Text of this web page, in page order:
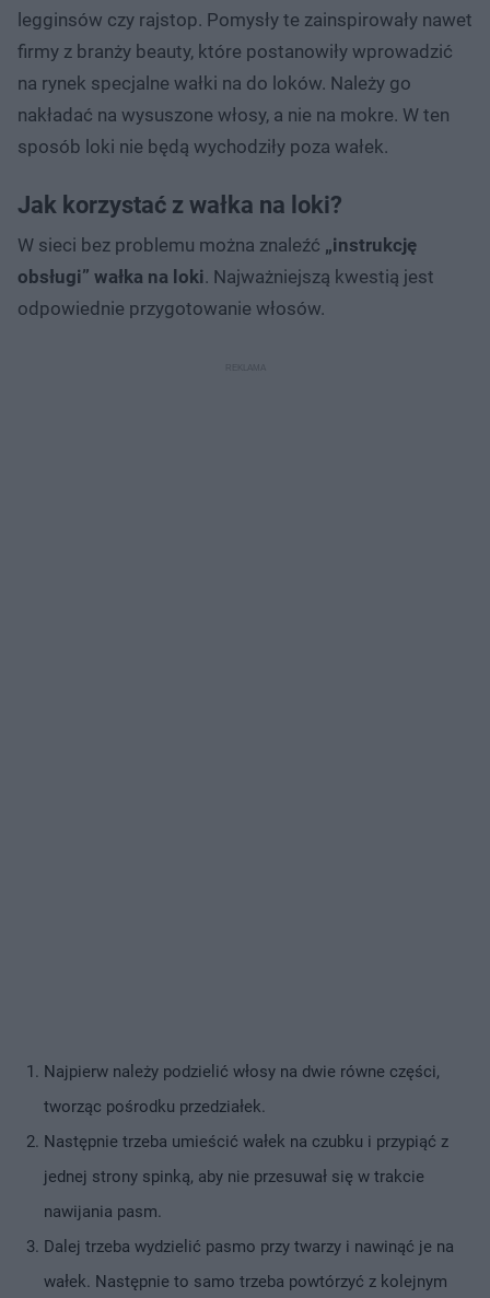
legginsów czy rajstop. Pomysły te zainspirowały nawet
firmy z branży beauty, które postanowiły wprowadzić
na rynek specjalne wałki na do loków. Należy go
nakładać na wysuszone włosy, a nie na mokre. W ten
sposób loki nie będą wychodziły poza wałek.
Jak korzystać z wałka na loki?
W sieci bez problemu można znaleźć „instrukcję
obsługi” wałka na loki. Najważniejszą kwestią jest
odpowiednie przygotowanie włosów.
Najpierw należy podzielić włosy na dwie równe części,
tworząc pośrodku przedziałek.
Następnie trzeba umieścić wałek na czubku i przypiąć z
jednej strony spinką, aby nie przesuwał się w trakcie
nawijania pasm.
Dalej trzeba wydzielić pasmo przy twarzy i nawinąć je na
wałek. Następnie to samo trzeba powtórzyć z kolejnym